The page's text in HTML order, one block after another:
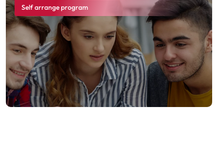
Self arrange program